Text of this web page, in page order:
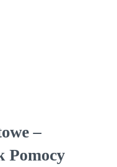
–
Pomocy